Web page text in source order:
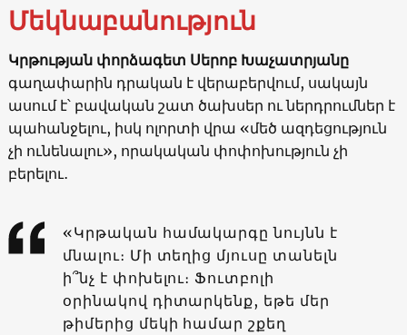
Մեկնաբանություն
Կրթության փորձագետ Սերոբ Խաչատրյանը
գաղափարին դրական է վերաբերվում, սակայն
ասում է՝ բավական շատ ծախսեր ու ներդրումներ է
պահանջելու, իսկ ոլորտի վրա «մեծ ազդեցություն
չի ունենալու», որակական փոփոխություն չի
բերելու․
«Կրթական համակարգը նույնն է
մնալու։ Մի տեղից մյուսը տանելն
ի՞նչ է փոխելու։ Ֆուտբոլի
օրինակով դիտարկենք, եթե մեր
թիմերից մեկի համար շքեղ